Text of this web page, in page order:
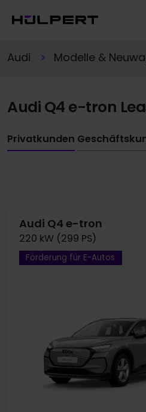
Audi Modelle &
Audi Q4 e-tron
Privatkunden
Audi Q4 e-tron
220 kW (299 PS)
Förderung für E-Autos